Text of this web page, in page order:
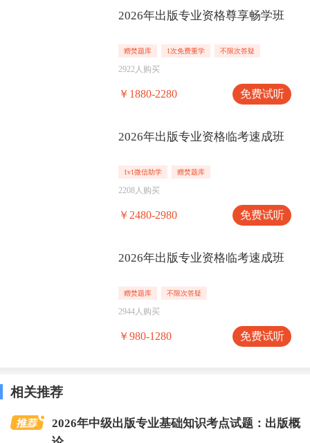
2026年出版专业资格尊享畅学班
赠焚题库 1次免费重学 不限次答疑
2922人购买
￥1880-2280 免费试听
2026年出版专业资格临考速成班
1v1微信助学 赠焚题库
2208人购买
￥2480-2980 免费试听
2026年出版专业资格临考速成班
赠焚题库 不限次答疑
2944人购买
￥980-1280 免费试听
相关推荐
2026年中级出版专业基础知识考点试题：出版概